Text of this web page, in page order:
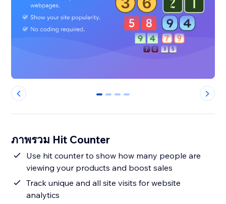
0 1 2 3
ภาพรวม Hit Counter
Use hit counter to show how many people are
viewing your products and boost sales
Track unique and all site visits for website
analytics